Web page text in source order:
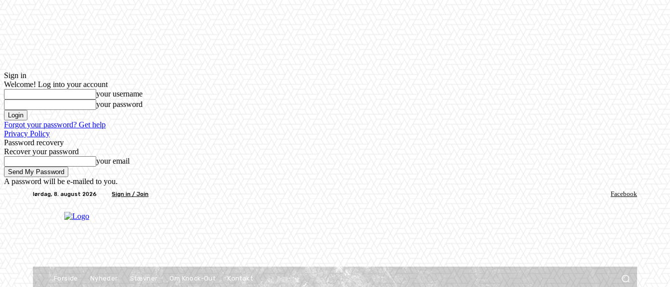
Sign in
Welcome! Log into your account
your username
your password
Forgot your password? Get help
Privacy Policy
Password recovery
Recover your password
your email
A password will be e-mailed to you.
lørdag, 8. august 2026 Sign in / Join Facebook
Forside Nyheder Stævner Om Knock-Out Kontakt